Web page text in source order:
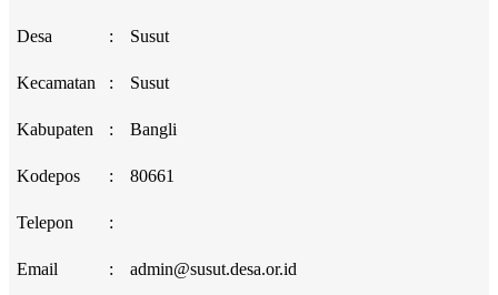
Desa : Susut
Kecamatan : Susut
Kabupaten : Bangli
Kodepos : 80661
Telepon :
Email : admin@susut.desa.or.id